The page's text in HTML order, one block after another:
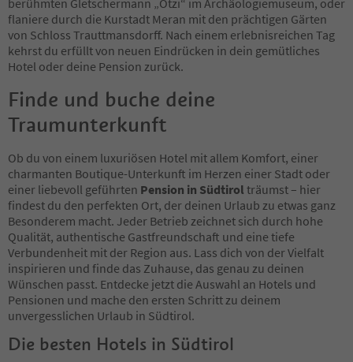
79
80
81
82
84
85
86
88
89
90
91
92
93
94
95
96
97
98
100
flaniere durch die Kurstadt Meran mit den prächtigen Gärten
von Schloss Trauttmansdorff. Nach einem erlebnisreichen Tag
kehrst du erfüllt von neuen Eindrücken in dein gemütliches
Hotel oder deine Pension zurück.
Finde und buche deine
Traumunterkunft
Ob du von einem luxuriösen Hotel mit allem Komfort, einer
charmanten Boutique-Unterkunft im Herzen einer Stadt oder
einer liebevoll geführten Pension in Südtirol träumst – hier
findest du den perfekten Ort, der deinen Urlaub zu etwas ganz
Besonderem macht. Jeder Betrieb zeichnet sich durch hohe
Qualität, authentische Gastfreundschaft und eine tiefe
Verbundenheit mit der Region aus. Lass dich von der Vielfalt
inspirieren und finde das Zuhause, das genau zu deinen
Wünschen passt. Entdecke jetzt die Auswahl an Hotels und
Pensionen und mache den ersten Schritt zu deinem
unvergesslichen Urlaub in Südtirol.
Die besten Hotels in Südtirol